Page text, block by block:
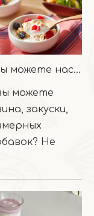
6 здоровых закусок, которые вы можете наслаждаться в любое время-без вины
можете
закуски,
Не